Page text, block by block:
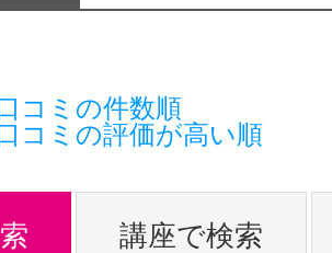
体験レッス
やりたいこ
コミの件数順
コミの評価が高い順
講座で検索